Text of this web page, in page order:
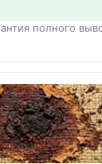
полного